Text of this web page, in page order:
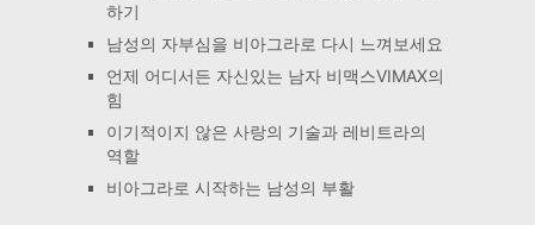
하기
남성의 자부심을 비아그라로 다시 느껴보세요
언제 어디서든 자신있는 남자 비맥스VIMAX의
힘
이기적이지 않은 사랑의 기술과 레비트라의
역할
비아그라로 시작하는 남성의 부활